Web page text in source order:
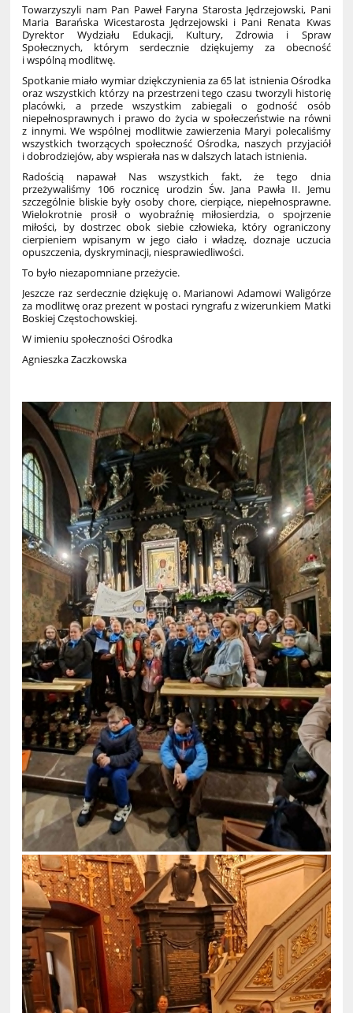
Towarzyszyli nam Pan Paweł Faryna Starosta Jędrzejowski, Pani
Maria Barańska Wicestarosta Jędrzejowski i Pani Renata Kwas
Dyrektor Wydziału Edukacji, Kultury, Zdrowia i Spraw
Społecznych, którym serdecznie dziękujemy za obecność
i wspólną modlitwę.
Spotkanie miało wymiar dziękczynienia za 65 lat istnienia Ośrodka
oraz wszystkich którzy na przestrzeni tego czasu tworzyli historię
placówki, a przede wszystkim zabiegali o godność osób
niepełnosprawnych i prawo do życia w społeczeństwie na równi
z innymi. We wspólnej modlitwie zawierzenia Maryi polecaliśmy
wszystkich tworzących społeczność Ośrodka, naszych przyjaciół
i dobrodziejów, aby wspierała nas w dalszych latach istnienia.
Radością napawał Nas wszystkich fakt, że tego dnia
przeżywaliśmy 106 rocznicę urodzin Św. Jana Pawła II. Jemu
szczególnie bliskie były osoby chore, cierpiące, niepełnosprawne.
Wielokrotnie prosił o wyobraźnię miłosierdzia, o spojrzenie
miłości, by dostrzec obok siebie człowieka, który ograniczony
cierpieniem wpisanym w jego ciało i władzę, doznaje uczucia
opuszczenia, dyskryminacji, niesprawiedliwości.
To było niezapomniane przeżycie.
Jeszcze raz serdecznie dziękuję o. Marianowi Adamowi Waligórze
za modlitwę oraz prezent w postaci ryngrafu z wizerunkiem Matki
Boskiej Częstochowskiej.
W imieniu społeczności Ośrodka
Agnieszka Zaczkowska